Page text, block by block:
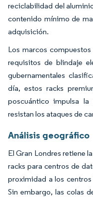
reciclabilidad del
contenido mínimo de
adquisición.
Los marcos
requisitos de blindaje
gubernamentales
día, estos racks
poscuántico impulsa
resistan los ataques de
Análisis geográfico
El Gran Londres retiene
racks para centros de
proximidad a los
Sin embargo, las colas